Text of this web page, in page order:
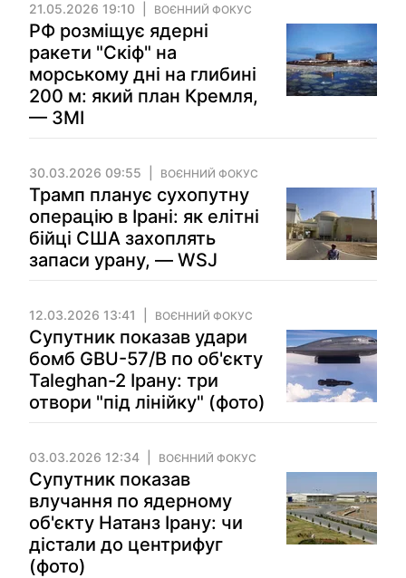
21.05.2026 19:10 ВОЄННИЙ ФОКУС
РФ розміщує ядерні
ракети "Скіф" на
морському дні на глибині
200 м: який план Кремля,
— ЗМІ
30.03.2026 09:55 ВОЄННИЙ ФОКУС
Трамп планує сухопутну
операцію в Ірані: як елітні
бійці США захоплять
запаси урану, — WSJ
12.03.2026 13:41 ВОЄННИЙ ФОКУС
Супутник показав удари
бомб GBU-57/B по об'єкту
Taleghan-2 Ірану: три
отвори "під лінійку" (фото)
03.03.2026 12:34 ВОЄННИЙ ФОКУС
Супутник показав
влучання по ядерному
об'єкту Натанз Ірану: чи
дістали до центрифуг
(фото)